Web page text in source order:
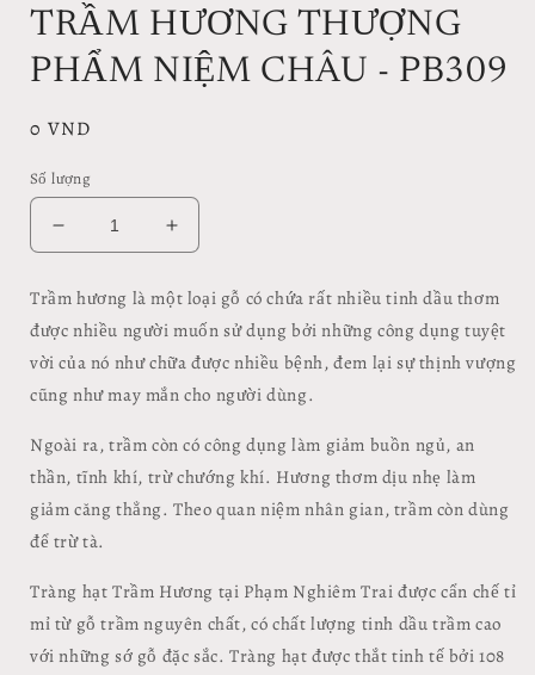
TRẦM HƯƠNG THƯỢNG
PHẨM NIỆM CHÂU - PB309
Giá
thường
0 VND
Số lượng
số
lượng
của
TRẦM
HƯƠNG
THƯỢNG
PHẨM
NIỆM
CHÂU
-
PB309
Tăng
số
lượng
của
TRẦM
HƯƠNG
THƯỢNG
PHẨM
NIỆM
-
PB309
Trầm hương là một loại gỗ có chứa rất nhiều tinh dầu thơm
được nhiều người muốn sử dụng bởi những công dụng tuyệt
vời của nó như chữa được nhiều bệnh, đem lại sự thịnh vượng
cũng như may mắn cho người dùng.
Ngoài ra, trầm còn có công dụng làm giảm buồn ngủ, an
thần, tĩnh khí, trừ chướng khí. Hương thơm dịu nhẹ làm
giảm căng thẳng. Theo quan niệm nhân gian, trầm còn dùng
để trừ tà.
Tràng hạt Trầm Hương tại Phạm Nghiêm Trai được cẩn chế tỉ
mỉ từ gỗ trầm nguyên chất, có chất lượng tinh dầu trầm cao
với những sớ gỗ đặc sắc. Tràng hạt được thắt tinh tế bởi 108